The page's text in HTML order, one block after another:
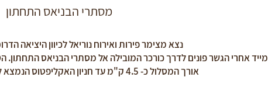
מסתרי הבניאס התחתון
נצא מצימר פירות ואירוח נוריאל לכיוון היציאה
מייד אחרי הגשר פונים לדרך כורכר המובילה אל מסתרי הבניאס התחתון.
אורך המסלול כ- 4.5 ק"מ עד חניון האקליפטוס הנמצא ליד קיבוץ שדה נחמיה.